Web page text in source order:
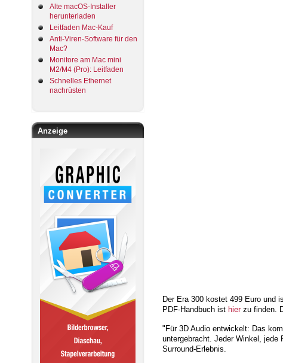
Alte macOS-Installer
herunterladen
Leitfaden Mac-Kauf
Anti-Viren-Software für den
Mac?
Monitore am Mac mini
M2/M4 (Pro): Leitfaden
Schnelles Ethernet
nachrüsten
Anzeige
Der Era 300 kostet 499 Euro und
PDF-Handbuch ist hierzu finden.
"Für 3D Audio entwickelt: Das
untergebracht. Jeder Winkel, jede
Surround-Erlebnis.